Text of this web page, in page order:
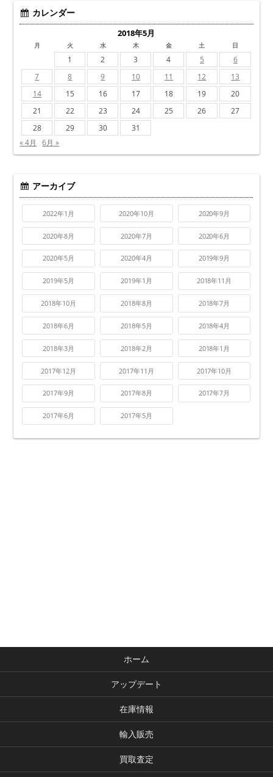
カレンダー
2018年5月
月 火 水 木 金 土 日
1 2 3 4 5
6
7
8 9 10 11 12
13
14
15 16 17 18 19
20
21
22 23 24 25 26
27
28
29 30
31
« 4月
6月 »
アーカイブ
2022年1月 2020年10月 2020年9月
2020年8月 2020年7月 2020年6月
2020年5月 2020年4月 2019年9月
2019年5月 2019年1月 2018年11月
2018年10月 2018年8月 2018年7月
2018年6月 2018年5月 2018年4月
2018年3月 2018年2月 2018年1月
2017年12月 2017年11月 2017年10月
2017年9月 2017年8月 2017年7月
2017年6月 2017年5月
ホーム
アップデート
在庫情報
輸入販売
買取査定